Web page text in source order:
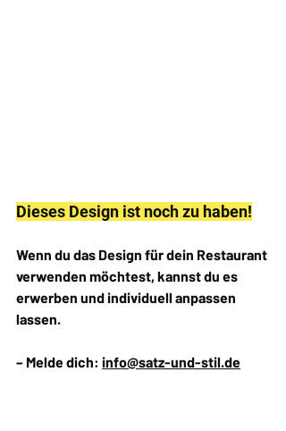
Dieses Design ist noch zu haben!
Wenn du das Design für dein Restaurant
verwenden möchtest, kannst du es
erwerben und individuell anpassen
lassen.
– Melde dich: info@satz-und-stil.de